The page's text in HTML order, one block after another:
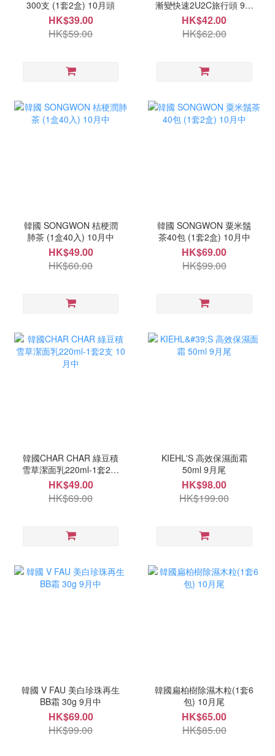
300支 (1套2盒) 10月頭
HK$39.00
HK$59.00
漸變快速2U2C旅行頭 9月
尾
HK$42.00
HK$62.00
韓國 SONGWON 桔梗潤
肺茶 (1盒40入) 10月中
HK$49.00
HK$60.00
韓國 SONGWON 粟米鬚
茶40包 (1套2盒) 10月中
HK$69.00
HK$99.00
韓國CHAR CHAR 綠豆積
雪草潔面乳220ml-1套2支
10月中
HK$49.00
HK$69.00
KIEHL'S 高效保濕面霜
50ml 9月尾
HK$98.00
HK$199.00
韓國 V FAU 美白珍珠再生
BB霜 30g 9月中
HK$69.00
HK$99.00
韓國扁柏樹除濕木粒(1套6
包) 10月尾
HK$65.00
HK$85.00